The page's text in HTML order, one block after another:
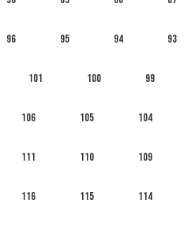
93
94
95
96
99
100
101
104
105
106
109
110
111
114
115
116